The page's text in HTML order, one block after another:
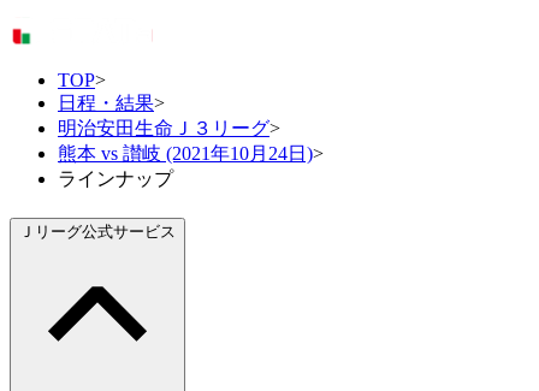
TOP>
日程・結果>
明治安田生命Ｊ３リーグ>
熊本 vs 讃岐 (2021年10月24日)>
ラインナップ
Ｊリーグ公式サービス